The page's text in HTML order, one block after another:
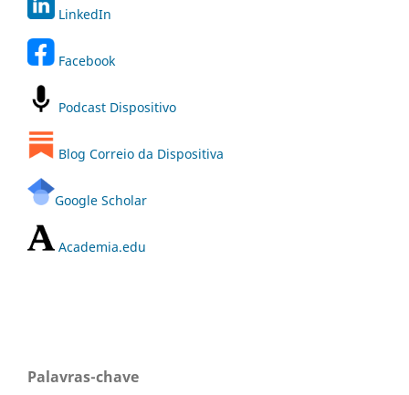
LinkedIn
Facebook
Podcast Dispositivo
Blog Correio da Dispositiva
Google Scholar
Academia.edu
Palavras-chave